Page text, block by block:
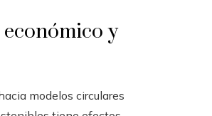
y
modelos circulares